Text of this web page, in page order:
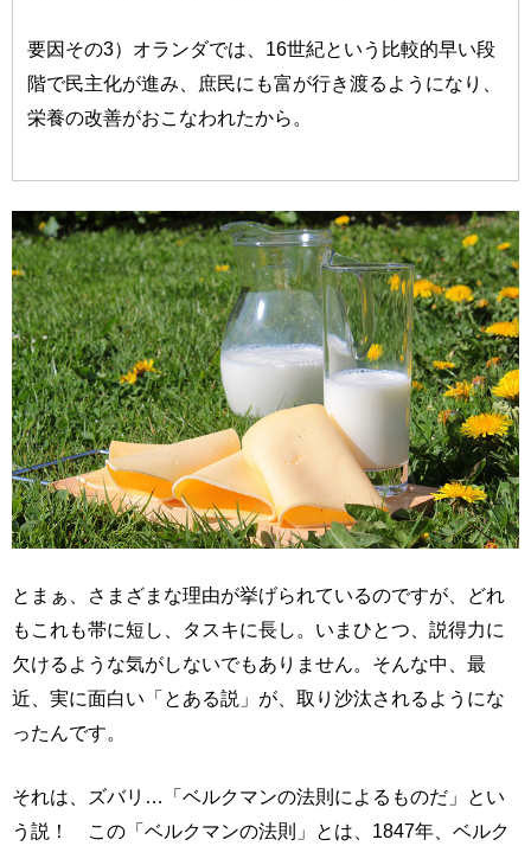
要因その3）オランダでは、16世紀という比較的早い段
階で民主化が進み、庶民にも富が行き渡るようになり、
栄養の改善がおこなわれたから。
とまぁ、さまざまな理由が挙げられているのですが、どれ
もこれも帯に短し、タスキに長し。いまひとつ、説得力に
欠けるような気がしないでもありません。そんな中、最
近、実に面白い「とある説」が、取り沙汰されるようにな
ったんです。
それは、ズバリ…「ベルクマンの法則によるものだ」とい
う説！ この「ベルクマンの法則」とは、1847年、ベルク